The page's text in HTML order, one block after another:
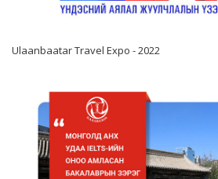
Ulaanbaatar Travel Expo - 2022